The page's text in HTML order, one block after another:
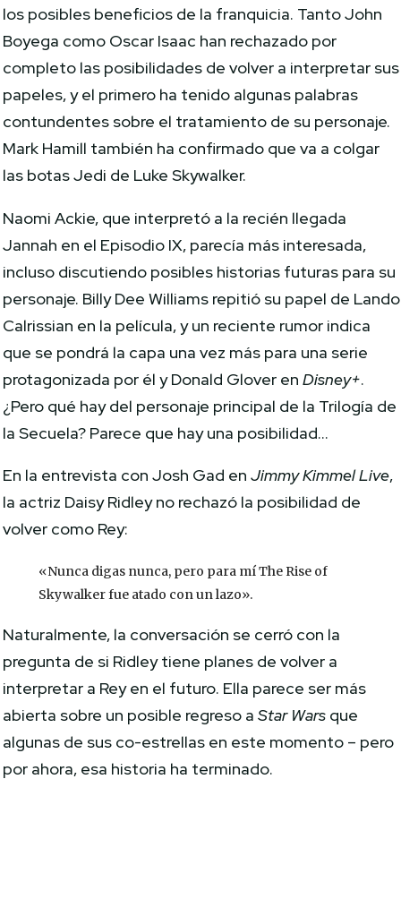
los posibles beneficios de la franquicia. Tanto John
Boyega como Oscar Isaac han rechazado por
completo las posibilidades de volver a interpretar sus
papeles, y el primero ha tenido algunas palabras
contundentes sobre el tratamiento de su personaje.
Mark Hamill también ha confirmado que va a colgar
las botas Jedi de Luke Skywalker.
Naomi Ackie, que interpretó a la recién llegada
Jannah en el Episodio IX, parecía más interesada,
incluso discutiendo posibles historias futuras para su
personaje. Billy Dee Williams repitió su papel de Lando
Calrissian en la película, y un reciente rumor indica
que se pondrá la capa una vez más para una serie
protagonizada por él y Donald Glover enDisney+.
¿Pero qué hay del personaje principal de la Trilogía de
la Secuela? Parece que hay una posibilidad…
En la entrevista con Josh Gad enJimmy Kimmel Live,
la actriz Daisy Ridley no rechazó la posibilidad de
volver como Rey:
«Nunca digas nunca, pero para mí The Rise of
Skywalker fue atado con un lazo».
Naturalmente, la conversación se cerró con la
pregunta de si Ridley tiene planes de volver a
interpretar a Rey en el futuro. Ella parece ser más
abierta sobre un posible regreso aStar Wars que
algunas de sus co-estrellas en este momento – pero
por ahora, esa historia ha terminado.